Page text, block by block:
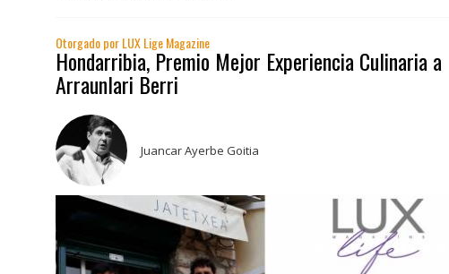
Otorgado por LUX Lige Magazine
Hondarribia, Premio Mejor Experiencia Culinaria a
Arraunlari Berri
Juancar Ayerbe Goitia